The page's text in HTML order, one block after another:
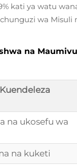
kati ya watu
wa Misuli
na
na ukosefu wa
na kuketi